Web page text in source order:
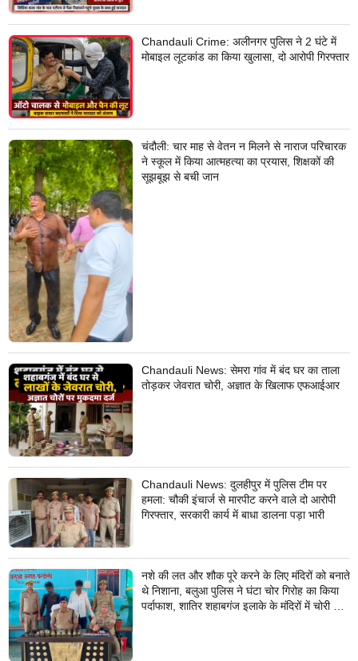
Chandauli Crime: अलीनगर पुलिस ने 2 घंटे में
मोबाइल लूटकांड का किया खुलासा, दो आरोपी गिरफ्तार
चंदौली: चार माह से वेतन न मिलने से नाराज परिचारक
ने स्कूल में किया आत्महत्या का प्रयास, शिक्षकों की
सूझबूझ से बची जान
Chandauli News: सेमरा गांव में बंद घर का ताला
तोड़कर जेवरात चोरी, अज्ञात के खिलाफ एफआईआर
Chandauli News: दुलहीपुर में पुलिस टीम पर
हमला: चौकी इंचार्ज से मारपीट करने वाले दो आरोपी
गिरफ्तार, सरकारी कार्य में बाधा डालना पड़ा भारी
नशे की लत और शौक पूरे करने के लिए मंदिरों को बनाते
थे निशाना, बलुआ पुलिस ने घंटा चोर गिरोह का किया
पर्दाफाश, शातिर शहाबगंज इलाके के मंदिरों में चोरी की